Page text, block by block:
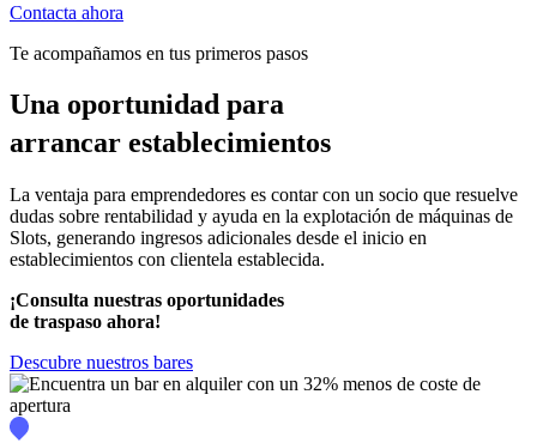
Contacta ahora
Te acompañamos en tus primeros pasos
Una oportunidad para
arrancar establecimientos
La ventaja para emprendedores es contar con un socio que resuelve
dudas sobre rentabilidad y ayuda en la explotación de máquinas de
Slots, generando ingresos adicionales desde el inicio en
establecimientos con clientela establecida.
¡Consulta nuestras oportunidades
de traspaso ahora!
Descubre nuestros bares